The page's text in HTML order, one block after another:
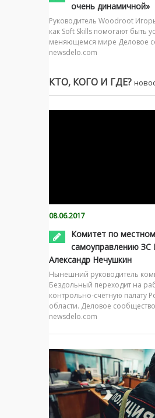
очень динамичной»
Руководитель Woodroot
как Soft Skills помогают быть
меняющемся мире Деловое
newsdelo.com
КТО, КОГО И ГДЕ?
08.06.2017
Комитет по
самоуправлению ЗС
Александр Нечушкин
Нынешний руководитель
Бездольный переходит на
контрольно-счётную палату
области. Деловое
newsdelo.com